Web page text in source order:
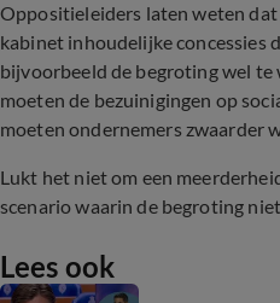
Oppositieleiders laten weten
kabinet inhoudelijke concessies
bijvoorbeeld de begroting wel te
moeten de bezuinigingen op
moeten ondernemers zwaarder
Lukt het niet om een
scenario waarin de begroting
Lees ook